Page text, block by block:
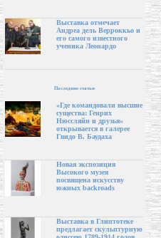
Выставка отмечает
Андреа дель Верроккьо и
его самого известного
ученика Леонардо
Последние статьи
«Где командовали высшие
существа: Генрих
Нюссляйн и друзья»
открывается в галерее
Гвидо В. Баудаха
Новая экспозиция
Высокого музея
посвящена искусству
южных backroads
Выставка в Глиптотеке
предлагает скульптурную